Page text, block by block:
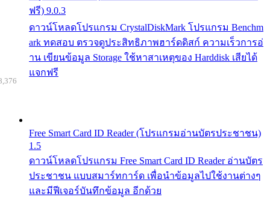
ฟรี) 9.0.3
ดาวน์โหลดโปรแกรม CrystalDiskMark โปรแกรม Benchm
ark ทดสอบ ตรวจดูประสิทธิภาพฮาร์ดดิสก์ ความเร็วการอ่
าน เขียนข้อมูล Storage ใช้หาสาเหตุของ Harddisk เสียได้
แจกฟรี
Free Smart Card ID Reader (โปรแกรมอ่านบัตรประชาชน)
1.5
ดาวน์โหลดโปรแกรม Free Smart Card ID Reader อ่านบัตร
ประชาชน แบบสมาร์ทการ์ด เพื่อนำข้อมูลไปใช้งานต่างๆ
และมีฟีเจอร์บันทึกข้อมูล อีกด้วย